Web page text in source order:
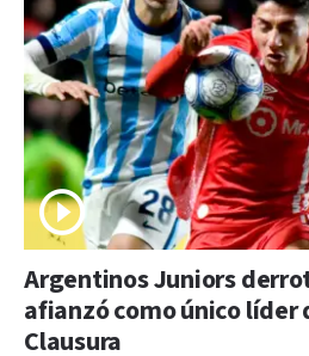
Argentinos Juniors
afianzó como único líder
Clausura